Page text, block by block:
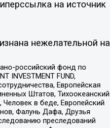
на источник
нежелательной на
российский фонд по
INVESTMENT FUND,
Европейская
Штатов, Тихоокеанский
в беде, Европейский
Фалунь Дафа, Друзья
преследований